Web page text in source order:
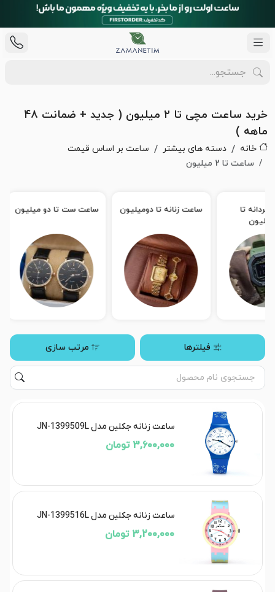
خرید ساعت مچی تا ۲ میلیون ( جدید + ضمانت ۴۸
ماهه )
خانه دسته های بیشتر
ساعت بر اساس قیمت
ساعت تا 2 میلیون
ساعت مردانه تا
ساعت زنانه تا دومیلیون ساعت ست تا
فیلترها مرتب سازی
ساعت زنانه جکلین مدل JN-1399509L
3,600,000 تومان
ساعت زنانه جکلین مدل JN-1399516L
3,200,000 تومان